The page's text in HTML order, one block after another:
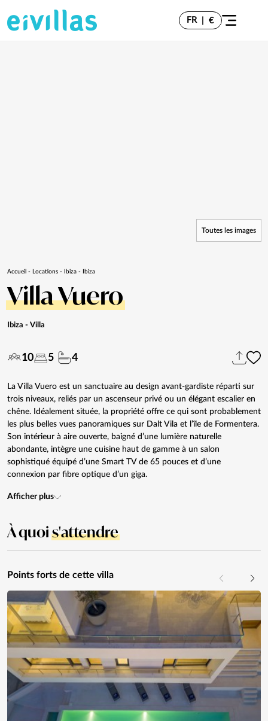
FR €
Toutes les images
Accueil - Locations - Ibiza - Ibiza
Villa Vuero
Ibiza - Villa
10 5 4
La Villa Vuero est un sanctuaire au design avant-gardiste réparti sur
trois niveaux, reliés par un ascenseur privé ou un élégant escalier en
chêne. Idéalement située, la propriété offre ce qui sont probablement
les plus belles vues panoramiques sur Dalt Vila et l’île de Formentera.
Son intérieur à aire ouverte, baigné d’une lumière naturelle
abondante, intègre une cuisine haut de gamme à un salon
sophistiqué équipé d’une Smart TV de 65 pouces et d’une
connexion par fibre optique d’un giga.
Afficher plus
À quois'attendre
Points forts de cette villa